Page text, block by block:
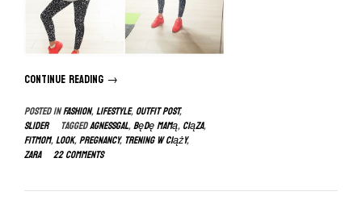
Continue reading “Trening
ciąży
=
FIT
→
Posted inFASHION,LIFESTYLE,OUTFIT POST,
slider
Taggedagnessgal,będę mamą,ciąza,
fitmom,look,pregnancy,trening w ciąży,
zara
22 Comments